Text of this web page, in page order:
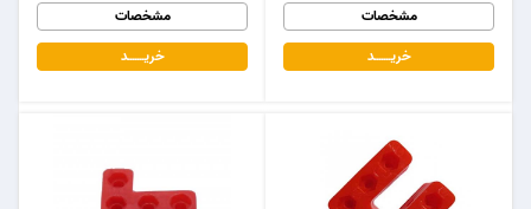
مشخصات
خریـــــــد
مشخصات
خریـــــــد